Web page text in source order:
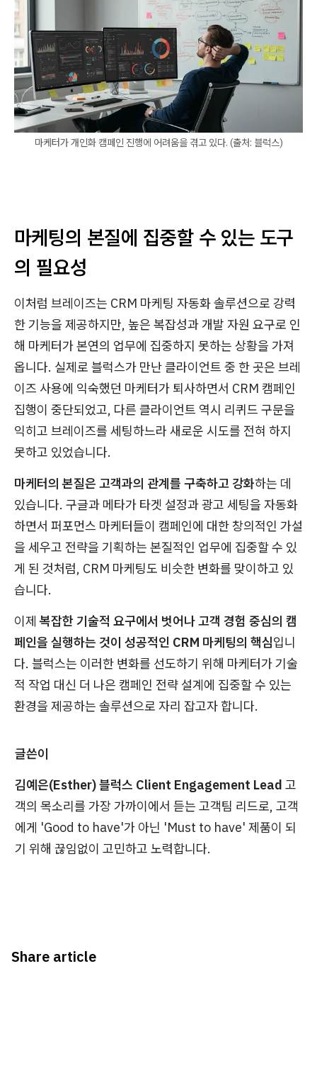
마케터가 개인화 캠페인 진행에 어려움을 겪고 있다. (출처: 블럭스)
마케팅의 본질에 집중할 수 있는 도구
의 필요성
이처럼 브레이즈는 CRM 마케팅 자동화 솔루션으로 강력
한 기능을 제공하지만, 높은 복잡성과 개발 자원 요구로 인
해 마케터가 본연의 업무에 집중하지 못하는 상황을 가져
옵니다. 실제로 블럭스가 만난 클라이언트 중 한 곳은 브레
이즈 사용에 익숙했던 마케터가 퇴사하면서 CRM 캠페인
집행이 중단되었고, 다른 클라이언트 역시 리퀴드 구문을
익히고 브레이즈를 세팅하느라 새로운 시도를 전혀 하지
못하고 있었습니다.
마케터의 본질은 고객과의 관계를 구축하고 강화하는 데
있습니다. 구글과 메타가 타겟 설정과 광고 세팅을 자동화
하면서 퍼포먼스 마케터들이 캠페인에 대한 창의적인 가설
을 세우고 전략을 기획하는 본질적인 업무에 집중할 수 있
게 된 것처럼, CRM 마케팅도 비슷한 변화를 맞이하고 있
습니다.
이제복잡한 기술적 요구에서 벗어나 고객 경험 중심의 캠
페인을 실행하는 것이 성공적인 CRM 마케팅의 핵심입니
다. 블럭스는 이러한 변화를 선도하기 위해 마케터가 기술
적 작업 대신 더 나은 캠페인 전략 설계에 집중할 수 있는
환경을 제공하는 솔루션으로 자리 잡고자 합니다.
글쓴이
김예은(Esther) 블럭스 Client Engagement Lead 고
객의 목소리를 가장 가까이에서 듣는 고객팀 리드로, 고객
에게 'Good to have'가 아닌 'Must to have' 제품이 되
기 위해 끊임없이 고민하고 노력합니다.
Share article